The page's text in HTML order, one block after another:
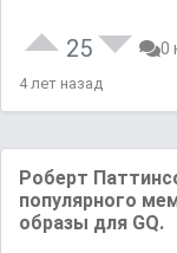
25 0
4 лет назад
Роберт
популярного
образы для GQ.